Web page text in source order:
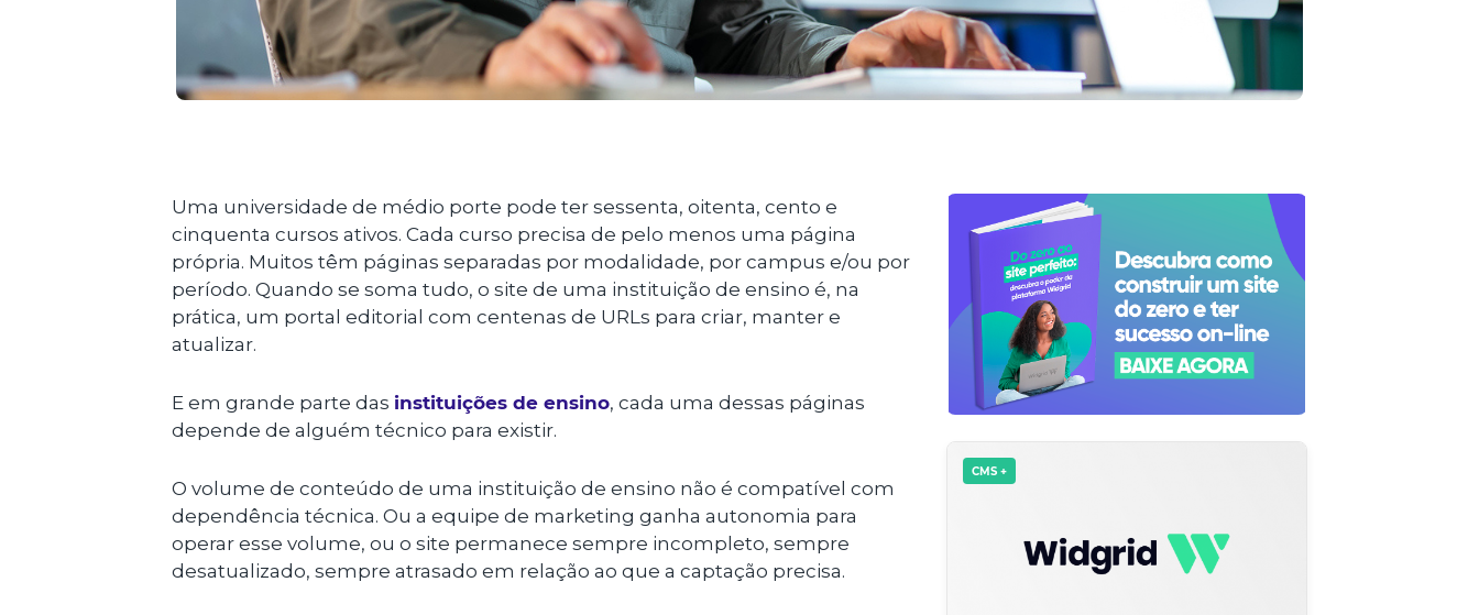
Uma universidade de médio porte pode ter sessenta, oitenta, cento e
cinquenta cursos ativos. Cada curso precisa de pelo menos uma página
própria. Muitos têm páginas separadas por modalidade, por campus e/ou por
período. Quando se soma tudo, o site de uma instituição de ensino é, na
prática, um portal editorial com centenas de URLs para criar, manter e
atualizar.
E em grande parte das instituições de ensino, cada uma dessas páginas
depende de alguém técnico para existir.
O volume de conteúdo de uma instituição de ensino não é compatível com
dependência técnica. Ou a equipe de marketing ganha autonomia para
operar esse volume, ou o site permanece sempre incompleto, sempre
desatualizado, sempre atrasado em relação ao que a captação precisa.
CMS +